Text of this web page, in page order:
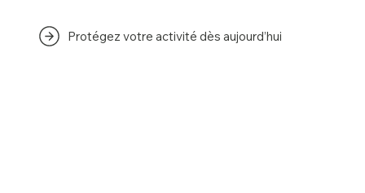
Protégez votre activité dès aujourd’hui